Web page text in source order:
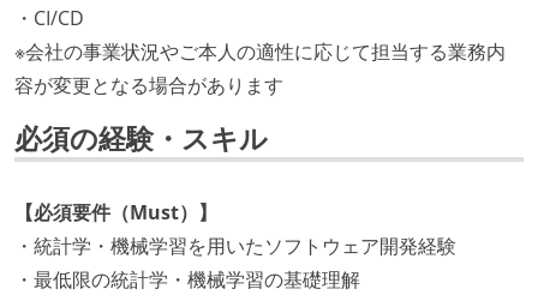
・CI/CD
※会社の事業状況やご本人の適性に応じて担当する業務内
容が変更となる場合があります
必須の経験・スキル
【必須要件（Must）】
・統計学・機械学習を用いたソフトウェア開発経験
・最低限の統計学・機械学習の基礎理解